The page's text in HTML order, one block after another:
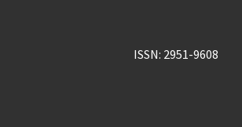
ISSN: 2951-9608